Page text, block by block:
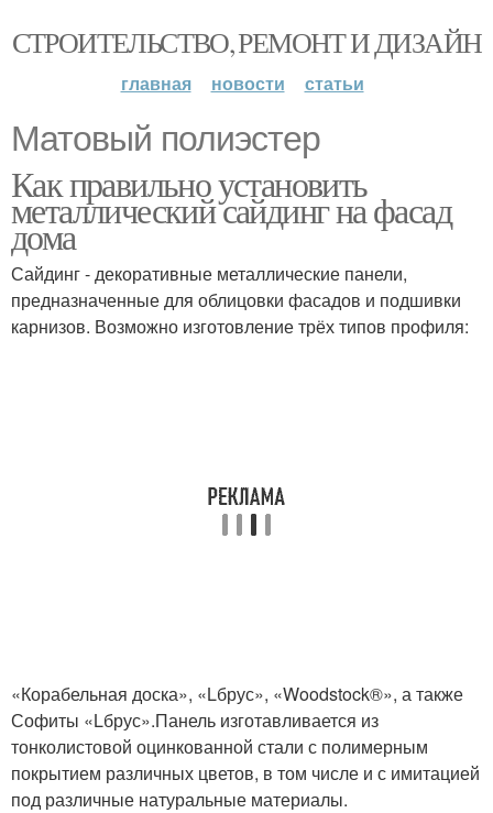
СТРОИТЕЛЬСТВО, РЕМОНТ И ДИЗАЙН
главная новости статьи
Матовый полиэстер
Как правильно установить
металлический сайдинг на фасад
дома
Сайдинг - декоративные металлические панели,
предназначенные для облицовки фасадов и подшивки
карнизов. Возможно изготовление трёх типов профиля:
«Корабельная доска», «Lбрус», «Woodstock®», а также
Софиты «Lбрус».Панель изготавливается из
тонколистовой оцинкованной стали с полимерным
покрытием различных цветов, в том числе и с имитацией
под различные натуральные материалы.